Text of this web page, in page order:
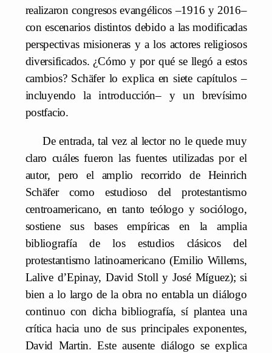
realizaron congresos evangélicos –1916 y 2016–
con escenarios distintos debido a las modificadas
perspectivas misioneras y a los actores religiosos
diversificados. ¿Cómo y por qué se llegó a estos
cambios? Schäfer lo explica en siete capítulos –
incluyendo la introducción– y un brevísimo
postfacio.
De entrada, tal vez al lector no le quede muy
claro cuáles fueron las fuentes utilizadas por el
autor, pero el amplio recorrido de Heinrich
Schäfer como estudioso del protestantismo
centroamericano, en tanto teólogo y sociólogo,
sostiene sus bases empíricas en la amplia
bibliografía de los estudios clásicos del
protestantismo latinoamericano (Emilio Willems,
Lalive d’Epinay, David Stoll y José Míguez); si
bien a lo largo de la obra no entabla un diálogo
continuo con dicha bibliografía, sí plantea una
crítica hacia uno de sus principales exponentes,
David Martin. Este ausente diálogo se explica